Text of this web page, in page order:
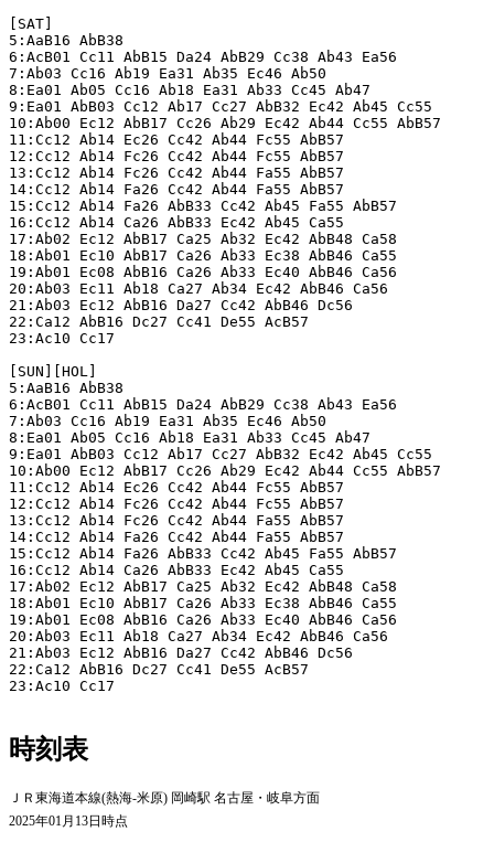
[SAT]
5:AaB16 AbB38
6:AcB01 Cc11 AbB15 Da24 AbB29 Cc38 Ab43 Ea56
7:Ab03 Cc16 Ab19 Ea31 Ab35 Ec46 Ab50
8:Ea01 Ab05 Cc16 Ab18 Ea31 Ab33 Cc45 Ab47
9:Ea01 AbB03 Cc12 Ab17 Cc27 AbB32 Ec42 Ab45 Cc55
10:Ab00 Ec12 AbB17 Cc26 Ab29 Ec42 Ab44 Cc55 AbB57
11:Cc12 Ab14 Ec26 Cc42 Ab44 Fc55 AbB57
12:Cc12 Ab14 Fc26 Cc42 Ab44 Fc55 AbB57
13:Cc12 Ab14 Fc26 Cc42 Ab44 Fa55 AbB57
14:Cc12 Ab14 Fa26 Cc42 Ab44 Fa55 AbB57
15:Cc12 Ab14 Fa26 AbB33 Cc42 Ab45 Fa55 AbB57
16:Cc12 Ab14 Ca26 AbB33 Ec42 Ab45 Ca55
17:Ab02 Ec12 AbB17 Ca25 Ab32 Ec42 AbB48 Ca58
18:Ab01 Ec10 AbB17 Ca26 Ab33 Ec38 AbB46 Ca55
19:Ab01 Ec08 AbB16 Ca26 Ab33 Ec40 AbB46 Ca56
20:Ab03 Ec11 Ab18 Ca27 Ab34 Ec42 AbB46 Ca56
21:Ab03 Ec12 AbB16 Da27 Cc42 AbB46 Dc56
22:Ca12 AbB16 Dc27 Cc41 De55 AcB57
23:Ac10 Cc17
[SUN][HOL]
5:AaB16 AbB38
6:AcB01 Cc11 AbB15 Da24 AbB29 Cc38 Ab43 Ea56
7:Ab03 Cc16 Ab19 Ea31 Ab35 Ec46 Ab50
8:Ea01 Ab05 Cc16 Ab18 Ea31 Ab33 Cc45 Ab47
9:Ea01 AbB03 Cc12 Ab17 Cc27 AbB32 Ec42 Ab45 Cc55
10:Ab00 Ec12 AbB17 Cc26 Ab29 Ec42 Ab44 Cc55 AbB57
11:Cc12 Ab14 Ec26 Cc42 Ab44 Fc55 AbB57
12:Cc12 Ab14 Fc26 Cc42 Ab44 Fc55 AbB57
13:Cc12 Ab14 Fc26 Cc42 Ab44 Fa55 AbB57
14:Cc12 Ab14 Fa26 Cc42 Ab44 Fa55 AbB57
15:Cc12 Ab14 Fa26 AbB33 Cc42 Ab45 Fa55 AbB57
16:Cc12 Ab14 Ca26 AbB33 Ec42 Ab45 Ca55
17:Ab02 Ec12 AbB17 Ca25 Ab32 Ec42 AbB48 Ca58
18:Ab01 Ec10 AbB17 Ca26 Ab33 Ec38 AbB46 Ca55
19:Ab01 Ec08 AbB16 Ca26 Ab33 Ec40 AbB46 Ca56
20:Ab03 Ec11 Ab18 Ca27 Ab34 Ec42 AbB46 Ca56
21:Ab03 Ec12 AbB16 Da27 Cc42 AbB46 Dc56
22:Ca12 AbB16 Dc27 Cc41 De55 AcB57
23:Ac10 Cc17
時刻表
ＪＲ東海道本線(熱海-米原) 岡崎駅 名古屋・岐阜方面
2025年01月13日時点